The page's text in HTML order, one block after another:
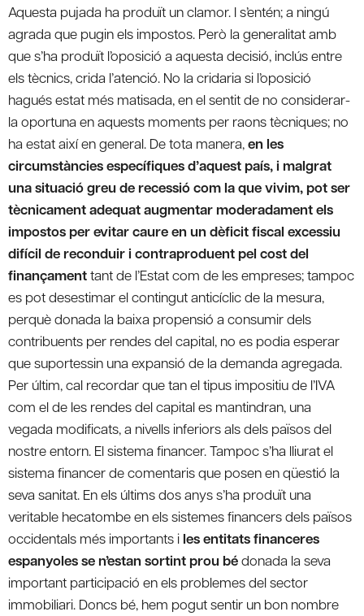
Aquesta pujada ha produït un clamor. I s’entén; a ningú
agrada que pugin els impostos. Però la generalitat amb
que s’ha produït l’oposició a aquesta decisió, inclús entre
els tècnics, crida l’atenció. No la cridaria si l’oposició
hagués estat més matisada, en el sentit de no considerar-
la oportuna en aquests moments per raons tècniques; no
ha estat així en general. De tota manera,en les
circumstàncies específiques d’aquest país, i malgrat
una situació greu de recessió com la que vivim, pot ser
tècnicament adequat augmentar moderadament els
impostos per evitar caure en un dèficit fiscal excessiu
difícil de reconduir i contraproduent pel cost del
finançamenttant de l’Estat com de les empreses; tampoc
es pot desestimar el contingut anticíclic de la mesura,
perquè donada la baixa propensió a consumir dels
contribuents per rendes del capital, no es podia esperar
que suportessin una expansió de la demanda agregada.
Per últim, cal recordar que tan el tipus impositiu de l’IVA
com el de les rendes del capital es mantindran, una
vegada modificats, a nivells inferiors als dels països del
nostre entorn. El sistema financer. Tampoc s’ha lliurat el
sistema financer de comentaris que posen en qüestió la
seva sanitat. En els últims dos anys s’ha produït una
veritable hecatombe en els sistemes financers dels països
occidentals més importants i les entitats financeres
espanyoles se n’estan sortint prou bédonada la seva
important participació en els problemes del sector
immobiliari. Doncs bé, hem pogut sentir un bon nombre